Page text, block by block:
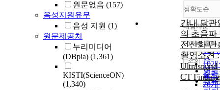
원문없음 (157)
음성지원유무
음성 지원 (1)
원문제공처
누리미디어
(DBpia) (1,361)
KISTI(ScienceON)
(1,340)
정확도순
정
순
인
순
연
제
내림차순
내
10개씩 출력
10
출력
20
조회
간내 담관
의 초음파
전산화 단
촬영소견 :
Ultrasound
CT